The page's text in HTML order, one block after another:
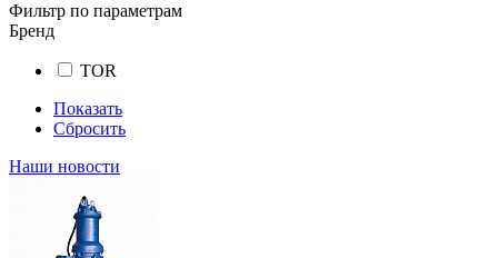
Фильтр по параметрам
Бренд
TOR
Показать
Сбросить
Наши новости